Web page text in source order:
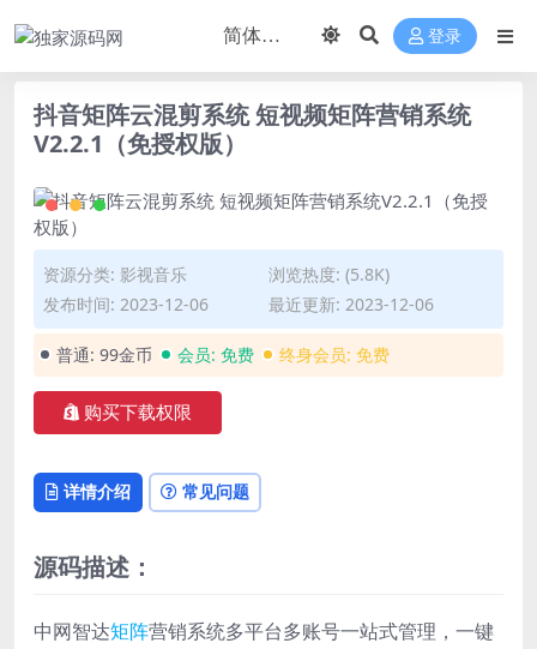
登录
抖音矩阵云混剪系统 短视频矩阵营销系统
V2.2.1（免授权版）
资源分类: 影视音乐
浏览热度: (5.8K)
发布时间: 2023-12-06
最近更新: 2023-12-06
普通: 99金币 会员: 免费 终身会员: 免费
购买下载权限
详情介绍 常见问题
源码描述：
中网智达矩阵营销系统多平台多账号一站式管理，一键